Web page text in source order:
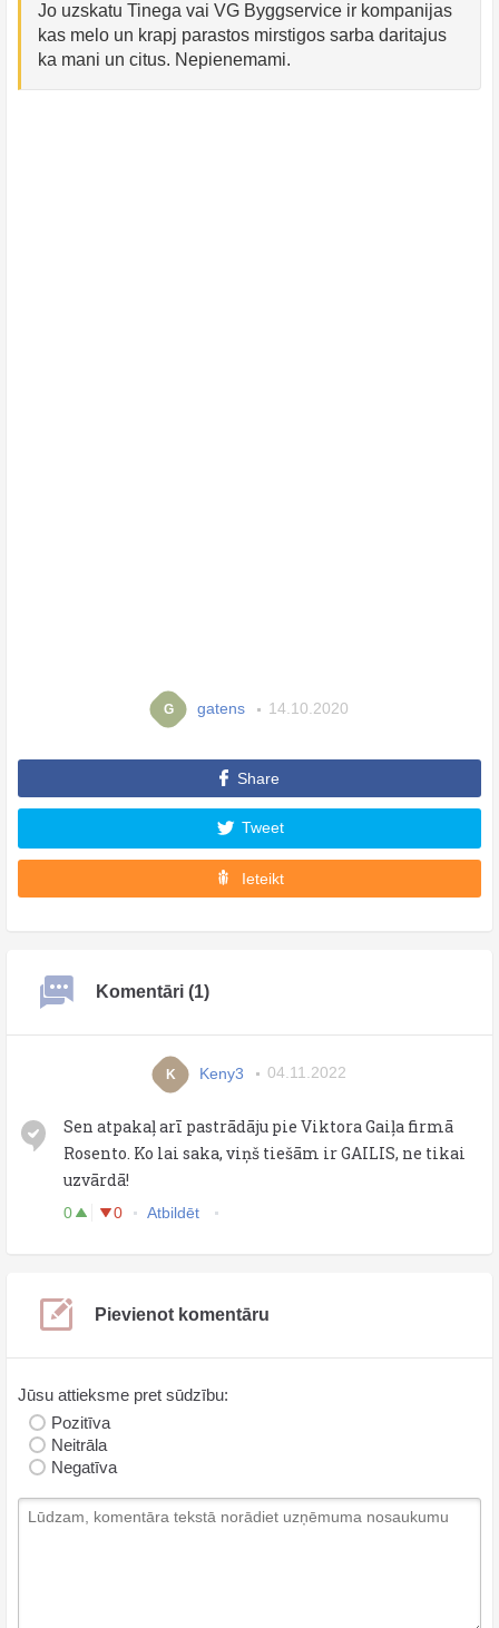
Jo uzskatu Tinega vai VG Byggservice ir kompanijas
kas melo un krapj parastos mirstigos sarba daritajus
ka mani un citus. Nepienemami.
G gatens 14.10.2020
Share
Tweet
Ieteikt
Komentāri (1)
K Keny3 04.11.2022
Sen atpakaļ arī pastrādāju pie Viktora Gaiļa firmā
Rosento. Ko lai saka, viņš tiešām ir GAILIS, ne tikai
uzvārdā!
0 0 Atbildēt
Pievienot komentāru
Jūsu attieksme pret sūdzību:
Pozitīva
Neitrāla
Negatīva